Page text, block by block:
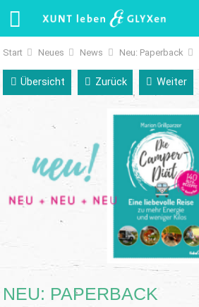
Start Neues News Neu: Paperback
Übersicht Zurück Weiter
NEU: PAPERBACK